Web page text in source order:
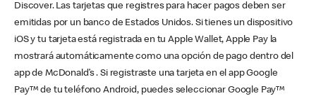
Discover. Las tarjetas que registres para hacer pagos deben ser
emitidas por un banco de Estados Unidos. Si tienes un dispositivo
iOS y tu tarjeta está registrada en tu Apple Wallet, Apple Pay la
mostrará automáticamente como una opción de pago dentro del
app de McDonald’s . Si registraste una tarjeta en el app Google
Pay™ de tu teléfono Android, puedes seleccionar Google Pay™